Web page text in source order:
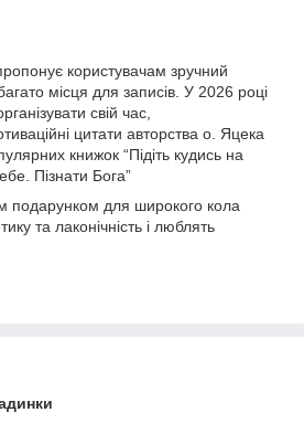
користувачам зручний
місця для записів. У 2026 році
свій час,
цитати авторства о. Яцека
книжок “Підіть кудись на
Пізнати Бога”
подарунком для широкого кола
та лаконічність і люблять